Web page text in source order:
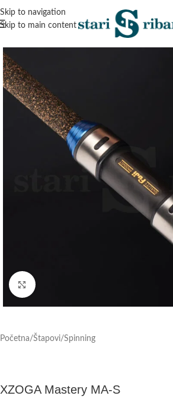
Skip to navigation
Skip to main content
Klik za povećanje
Početna/Štapovi/Spinning
XZOGA Mastery MA-S